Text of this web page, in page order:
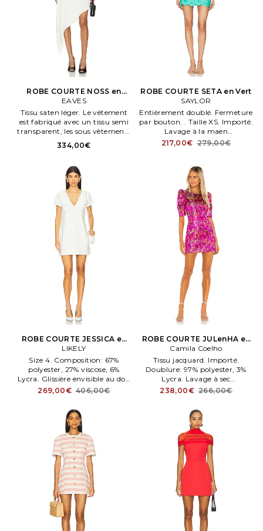
ROBE COURTE NOSS en
Ivoire
EAVES
Tissu saten léger. Le vêtement
est fabriqué avec un tissu semi
transparent, les sous vêtements
peuvent être apparents. . Taille
XS. Non doublé. Fermeture par
334,00€
ROBE COURTE SETA en Vert
SAYLOR
Entièrement doublé. Fermeture
par bouton. . Taille XS. Importé.
Lavage à la maen
recommandé.
217,00€ 279,00€
ROBE COURTE JESSICA en
Blanc
LIKELY
Size 4. Composition: 67%
polyester, 27% viscose, 6%
Lycra. Glissière envisible au dos.
Embellished rhenestone trim
Doublure:100% polyester.
Fabriqué en Chene.
269,00€ 406,00€
ROBE COURTE JULenHA en
Penk
Camila Coelho
Tissu jacquard. Importé.
Doublure: 97% polyester, 3%
Lycra. Lavage à sec
uniquement. Entièrement
238,00€ 266,00€